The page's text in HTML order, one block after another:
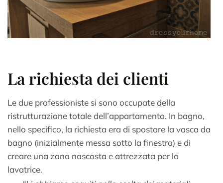
La richiesta dei clienti
Le due professioniste si sono occupate della
ristrutturazione totale dell’appartamento. In bagno,
nello specifico, la richiesta era di spostare la vasca da
bagno (inizialmente messa sotto la finestra) e di
creare una zona nascosta e attrezzata per la
lavatrice.